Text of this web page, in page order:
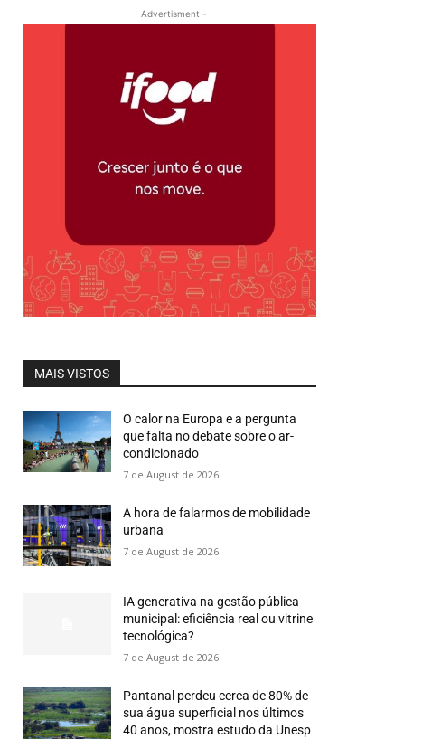
- Advertisment -
MAIS VISTOS
O calor na Europa e a pergunta
que falta no debate sobre o ar-
condicionado
7 de August de 2026
A hora de falarmos de mobilidade
urbana
7 de August de 2026
IA generativa na gestão pública
municipal: eficiência real ou vitrine
tecnológica?
7 de August de 2026
Pantanal perdeu cerca de 80% de
sua água superficial nos últimos
40 anos, mostra estudo da Unesp